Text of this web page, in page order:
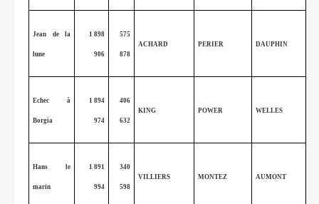
Jean de la
lune
1 898
906
575
878
ACHARD PERIER DAUPHIN
Echec à
Borgia
1 894
974
406
632
KING POWER WELLES
Hans le
marin
1 891
994
340
598
VILLIERS MONTEZ AUMONT